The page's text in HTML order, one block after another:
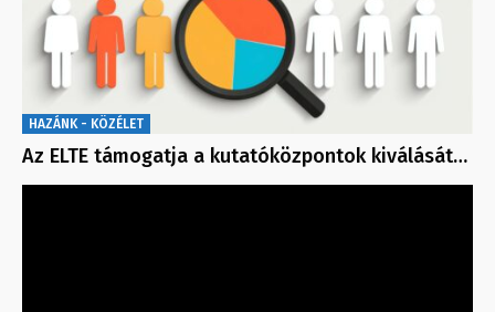
HAZÁNK - KÖZÉLET
Az ELTE támogatja a kutatóközpontok kiválását…